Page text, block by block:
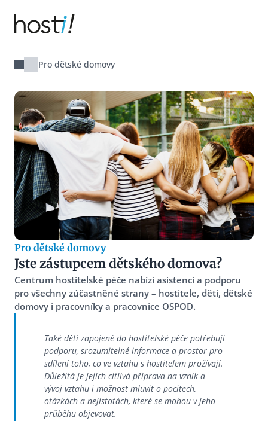
Hosti!
Pro dětské domovy
Pro dětské domovy
Jste zástupcem dětského domova?
Centrum hostitelské péče nabízí asistenci a podporu
pro všechny zúčastněné strany – hostitele, děti, dětské
domovy i pracovníky a pracovnice OSPOD.
Také děti zapojené do hostitelské péče potřebují
podporu, srozumitelné informace a prostor pro
sdílení toho, co ve vztahu s hostitelem prožívají.
Důležitá je jejich citlivá příprava na vznik a
vývoj vztahu i možnost mluvit o pocitech,
otázkách a nejistotách, které se mohou v jeho
průběhu objevovat.